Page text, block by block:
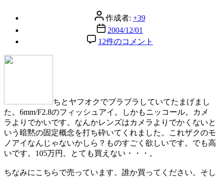
投
稿
者
作成者: +39
投
稿
2004/12/01
う
12件のコメント
ちとヤフオクでブラブラしていてたまげまし
た。6mm/F2.8のフィッシュアイ。しかもニッコール。カメ
ラよりでかいです。なんかレンズはカメラよりでかくないと
いう暗黙の固定概念を打ち砕いてくれました。これザクのモ
ノアイなんじゃないかしら？ものすごく欲しいです。でも高
いです。105万円。とても買えない・・・。
ちなみにこちらで売っています。誰か買ってください。そし